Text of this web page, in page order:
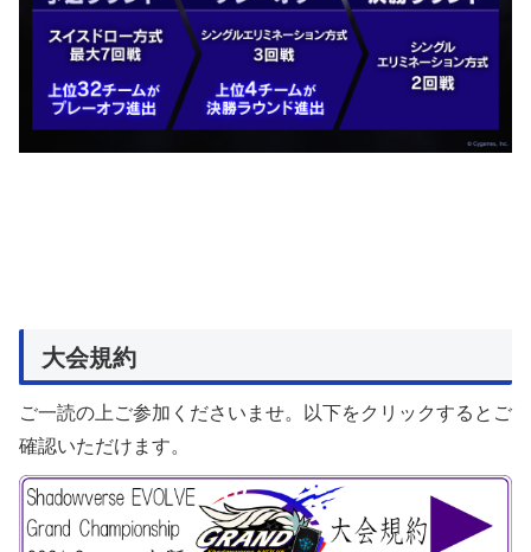
大会規約
ご一読の上ご参加くださいませ。以下をクリックするとご
確認いただけます。